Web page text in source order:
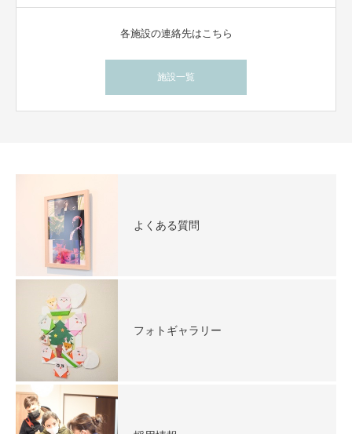
各施設の連絡先はこちら
施設一覧
よくある質問
フォトギャラリー